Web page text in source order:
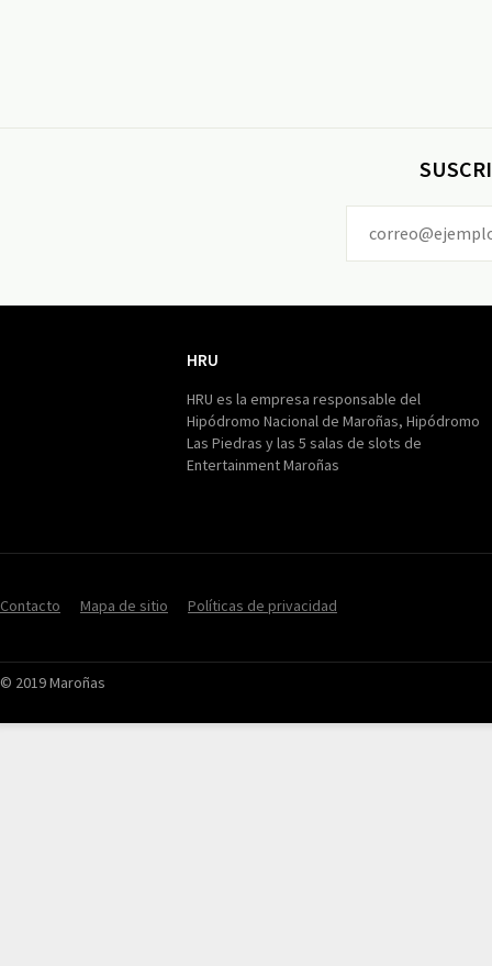
HRU
HRU es la empresa responsable del
Hipódromo Nacional de Maroñas, Hipódromo
Las Piedras y las 5 salas de slots de
Entertainment Maroñas
Contacto Mapa de sitio Políticas de privacidad
© 2019 Maroñas